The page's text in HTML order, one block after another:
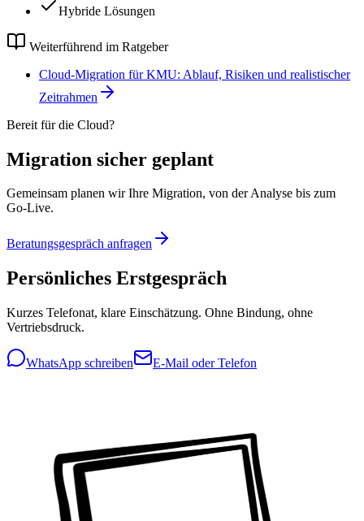
Hybride Lösungen
Weiterführend im Ratgeber
Cloud-Migration für KMU: Ablauf, Risiken und realistischer
Zeitrahmen
Bereit für die Cloud?
Migration sicher geplant
Gemeinsam planen wir Ihre Migration, von der Analyse bis zum
Go-Live.
Beratungsgespräch anfragen
Persönliches Erstgespräch
Kurzes Telefonat, klare Einschätzung. Ohne Bindung, ohne
Vertriebsdruck.
WhatsApp schreiben E-Mail oder Telefon